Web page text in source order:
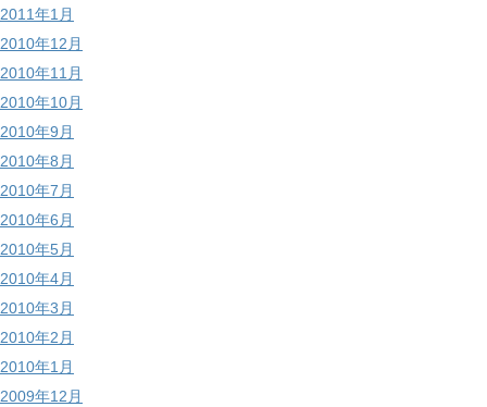
2011年1月
2010年12月
2010年11月
2010年10月
2010年9月
2010年8月
2010年7月
2010年6月
2010年5月
2010年4月
2010年3月
2010年2月
2010年1月
2009年12月